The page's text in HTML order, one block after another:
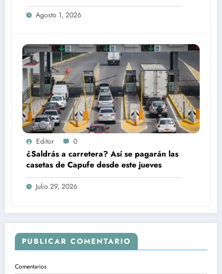
Agosto 1, 2026
Editor 0
¿Saldrás a carretera? Así se pagarán las
casetas de Capufe desde este jueves
Julio 29, 2026
PUBLICAR COMENTARIO
Comentarios